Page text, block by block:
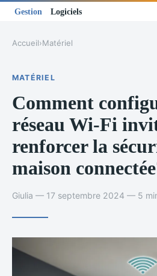
Accueil›Matériel
MATÉRIEL
Comment
réseau Wi-Fi
renforcer la
maison
Giulia — 17 septembre 2024 — 5